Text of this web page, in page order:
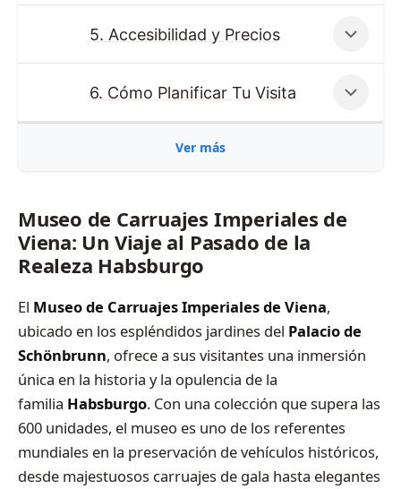
5. Accesibilidad y Precios
6. Cómo Planificar Tu Visita
Ver más
Museo de Carruajes Imperiales de
Viena: Un Viaje al Pasado de la
Realeza Habsburgo
El Museo de Carruajes Imperiales de Viena,
ubicado en los espléndidos jardines del Palacio de
Schönbrunn, ofrece a sus visitantes una inmersión
única en la historia y la opulencia de la
familia Habsburgo. Con una colección que supera las
600 unidades, el museo es uno de los referentes
mundiales en la preservación de vehículos históricos,
desde majestuosos carruajes de gala hasta elegantes